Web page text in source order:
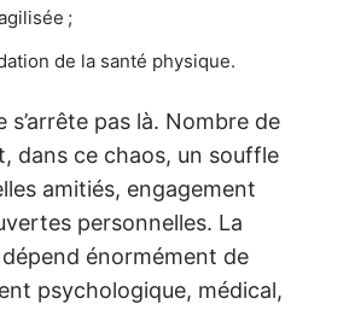
;
de la santé physique.
s’arrête pas là. Nombre de
dans ce chaos, un souffle
amitiés, engagement
personnelles. La
dépend énormément de
psychologique, médical,